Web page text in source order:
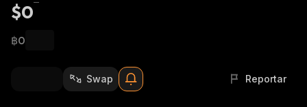
$0
฿0
Swap Reportar